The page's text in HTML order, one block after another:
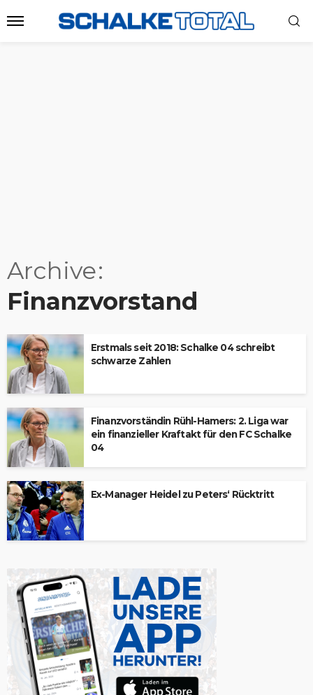
Archive
Finanzvorstand
Erstmals seit 2018: Schalke 04 schreibt
schwarze Zahlen
Finanzvorständin Rühl-Hamers: 2. Liga war
ein finanzieller Kraftakt für den FC Schalke
04
Ex-Manager Heidel zu Peters‘ Rücktritt